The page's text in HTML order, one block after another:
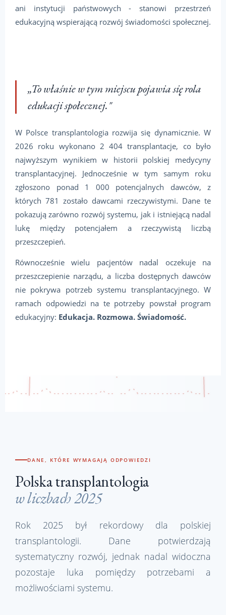
ani instytucji państwowych - stanowi przestrzeń
edukacyjną wspierającą rozwój świadomości społecznej.
„To właśnie w tym miejscu pojawia się rola
edukacji społecznej."
W Polsce transplantologia rozwija się dynamicznie. W
2026 roku wykonano 2 404 transplantacje, co było
najwyższym wynikiem w historii polskiej medycyny
transplantacyjnej. Jednocześnie w tym samym roku
zgłoszono ponad 1 000 potencjalnych dawców, z
których 781 zostało dawcami rzeczywistymi. Dane te
pokazują zarówno rozwój systemu, jak i istniejącą nadal
lukę między potencjałem a rzeczywistą liczbą
przeszczepień.
Równocześnie wielu pacjentów nadal oczekuje na
przeszczepienie narządu, a liczba dostępnych dawców
nie pokrywa potrzeb systemu transplantacyjnego. W
ramach odpowiedzi na te potrzeby powstał program
edukacyjny: Edukacja. Rozmowa. Świadomość.
DANE, KTÓRE WYMAGAJĄ ODPOWIEDZI
Polska transplantologia
w liczbach 2025
Rok 2025 był rekordowy dla polskiej
transplantologii. Dane potwierdzają
systematyczny rozwój, jednak nadal widoczna
pozostaje luka pomiędzy potrzebami a
możliwościami systemu.